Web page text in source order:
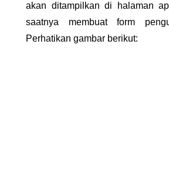
akan ditampilkan di halaman
saatnya membuat form
Perhatikan gambar berikut: